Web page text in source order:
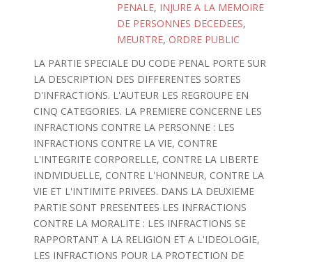
PENALE, INJURE A LA MEMOIRE
DE PERSONNES DECEDEES,
MEURTRE, ORDRE PUBLIC
LA PARTIE SPECIALE DU CODE PENAL PORTE SUR
LA DESCRIPTION DES DIFFERENTES SORTES
D'INFRACTIONS. L'AUTEUR LES REGROUPE EN
CINQ CATEGORIES. LA PREMIERE CONCERNE LES
INFRACTIONS CONTRE LA PERSONNE : LES
INFRACTIONS CONTRE LA VIE, CONTRE
L'INTEGRITE CORPORELLE, CONTRE LA LIBERTE
INDIVIDUELLE, CONTRE L'HONNEUR, CONTRE LA
VIE ET L'INTIMITE PRIVEES. DANS LA DEUXIEME
PARTIE SONT PRESENTEES LES INFRACTIONS
CONTRE LA MORALITE : LES INFRACTIONS SE
RAPPORTANT A LA RELIGION ET A L'IDEOLOGIE,
LES INFRACTIONS POUR LA PROTECTION DE